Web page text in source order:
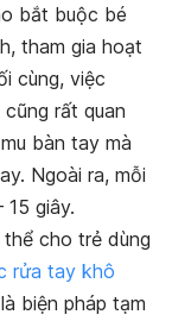
bắt buộc bé
tham gia hoạt
cùng, việc
rất quan
bàn tay mà
Ngoài ra, mỗi
giây.
cho trẻ dùng
rửa tay khô
biện pháp tạm